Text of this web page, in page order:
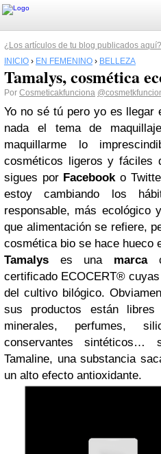
¿Los artículos de tu blog publicados
INICIO › EN FEMENINO › BELLEZA
Tamalys, cosmética
Por Cosmeticakfunciona
Yo no sé tú pero yo es llegar
nada el tema de
maquillarme lo
cosméticos ligeros y fáciles
sigues por Facebooko
estoy cambiando los
responsable, más ecológico
que alimentación se refiere,
cosmética bio se hace hueco
Tamalys es una marca
certificado ECOCERT®
del cultivo bilógico.
sus productos están
minerales, perfumes,
conservantes sintéticos…
Tamaline, una substancia
un alto efecto antioxidante.